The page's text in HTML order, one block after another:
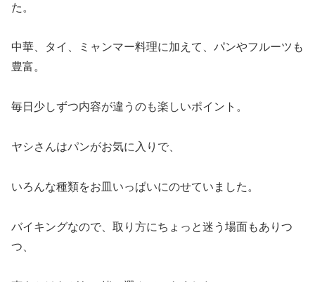
た。
中華、タイ、ミャンマー料理に加えて、パンやフルーツも
豊富。
毎日少しずつ内容が違うのも楽しいポイント。
ヤシさんはパンがお気に入りで、
いろんな種類をお皿いっぱいにのせていました。
バイキングなので、取り方にちょっと迷う場面もありつ
つ、